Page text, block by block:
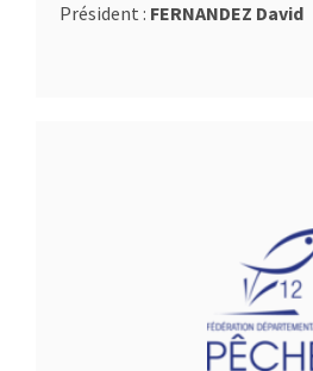
Président : FERNANDEZ David